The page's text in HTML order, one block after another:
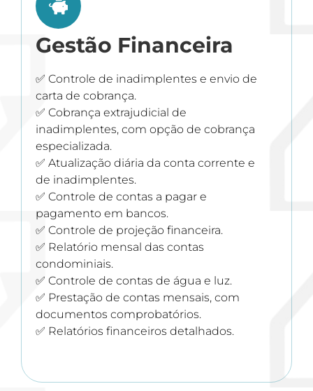
Gestão Financeira
✅ Controle de inadimplentes e envio de
carta de cobrança.
✅ Cobrança extrajudicial de
inadimplentes, com opção de cobrança
especializada.
✅ Atualização diária da conta corrente e
de inadimplentes.
✅ Controle de contas a pagar e
pagamento em bancos.
✅ Controle de projeção financeira.
✅ Relatório mensal das contas
condominiais.
✅ Controle de contas de água e luz.
✅ Prestação de contas mensais, com
documentos comprobatórios.
✅ Relatórios financeiros detalhados.